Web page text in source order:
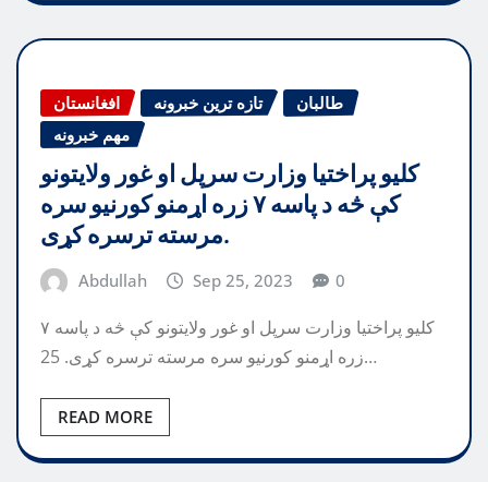
افغانستان تازه ترین خبرونه
طالبان
مهم خبرونه
کلیو پراختیا وزارت سرپل او غور ولایتونو
کې څه د پاسه ۷ زره اړمنو کورنیو سره
مرسته ترسره کړی.
Abdullah Sep 25, 2023 0
کلیو پراختیا وزارت سرپل او غور ولایتونو کې څه د پاسه ۷
زره اړمنو کورنیو سره مرسته ترسره کړی. 25…
READ MORE